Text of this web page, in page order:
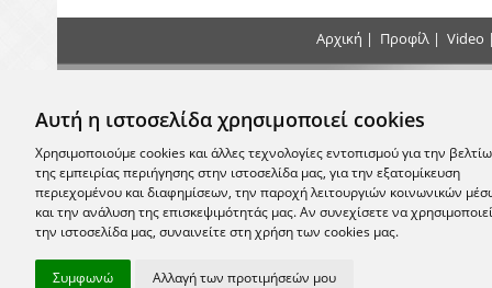
Αυτή η ιστοσελίδα χρησιμοποιεί cookies
Χρησιμοποιούμε cookies και άλλες τεχνολογίες εντοπισμού για την
της εμπειρίας περιήγησης στην ιστοσελίδα μας, για την εξατομίκευση
περιεχομένου και διαφημίσεων, την παροχή λειτουργιών κοινωνικών
και την ανάλυση της επισκεψιμότητάς μας. Αν συνεχίσετε να
την ιστοσελίδα μας, συναινείτε στη χρήση των cookies μας.
Συμφωνώ Αλλαγή των προτιμήσεών μου
Αρχική | Προφίλ | Video |
Κάντε τις πληρωμές σας με Κατάθεση, Κατά
την Παράδοση ή με Πιστωτική Κάρτα στο
κατάστημα μας
+30
email:
Σας